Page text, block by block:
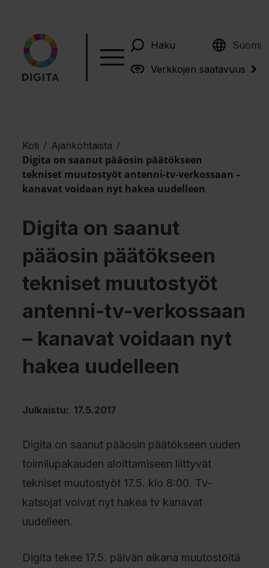
Haku Suomi
English
Verkkojen saatavuus
Koti / Ajankohtaista /
Digita on saanut pääosin päätökseen
tekniset muutostyöt antenni-tv-verkossaan –
kanavat voidaan nyt hakea uudelleen
Digita on saanut
pääosin päätökseen
tekniset muutostyöt
antenni-tv-verkossaan
– kanavat voidaan nyt
hakea uudelleen
Julkaistu: 17.5.2017
Digita on saanut pääosin päätökseen uuden
toimilupakauden aloittamiseen liittyvät
tekniset muutostyöt 17.5. klo 8:00. Tv-
katsojat voivat nyt hakea tv kanavat
uudelleen.
Digita tekee 17.5. päivän aikana muutostöitä